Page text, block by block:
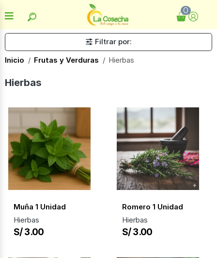
0
Filtrar por:
Inicio
Frutas y Verduras Hierbas
Hierbas
Muña 1 Unidad
Hierbas
S/ 3.00
Romero 1 Unidad
Hierbas
S/ 3.00